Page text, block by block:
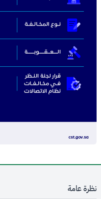
نظرة عامة